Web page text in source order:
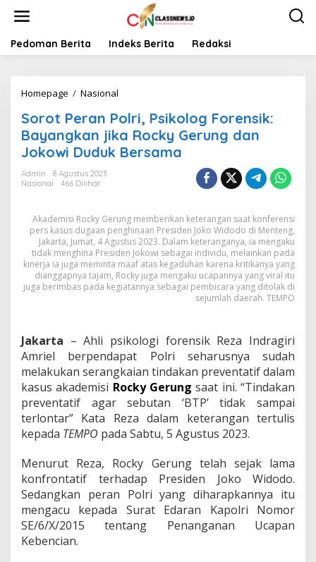
t
Pedoman Berita Indeks Berita Redaksi
Homepage / Nasional
r
o
t
P
P
o
l
r
i
,
P
o
o
g
r
e
s
i
k
:
a
Sorot Peran Polri, Psikolog Forensik:
Bayangkan jika Rocky Gerung dan
Jokowi Duduk Bersama
Admin
8 Agustus 2023
Nasional
466 Dilihat
Akademisi Rocky Gerung memberikan keterangan saat konferensi
pers kasus dugaan penghinaan Presiden Joko Widodo di Menteng,
Jakarta, Jumat, 4 Agustus 2023. Dalam keteranganya, ia mengaku
tidak menghina Presiden Jokowi sebagai individu, melainkan pada
kinerja ia juga meminta maaf atas kegaduhan karena kritikanya yang
dianggapnya tajam, Rocky juga mengaku ucapannya yang viral itu
juga berimbas pada kegiatannya sebagai pembicara yang ditolak di
sejumlah daerah. TEMPO
Jakarta – Ahli psikologi forensik Reza Indragiri
Amriel berpendapat Polri seharusnya sudah
melakukan serangkaian tindakan preventatif dalam
kasus akademisi Rocky Gerung saat ini. “Tindakan
preventatif agar sebutan ‘BTP’ tidak sampai
terlontar” Kata Reza dalam keterangan tertulis
kepada TEMPO pada Sabtu, 5 Agustus 2023.
Menurut Reza, Rocky Gerung telah sejak lama
konfrontatif terhadap Presiden Joko Widodo.
Sedangkan peran Polri yang diharapkannya itu
mengacu kepada Surat Edaran Kapolri Nomor
SE/6/X/2015 tentang Penanganan Ucapan
Kebencian.